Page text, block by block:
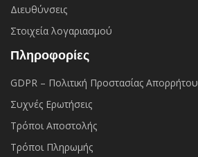
Διευθύνσεις
Στοιχεία λογαριασμού
Πληροφορίες
GDPR – Πολιτική Προστασίας Απορρήτου
Συχνές Eρωτήσεις
Τρόποι Αποστολής
Τρόποι Πληρωμής